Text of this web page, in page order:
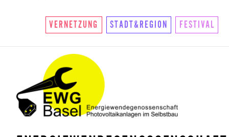
NEWSLETTER
VERNETZUNG STADT&REGION FESTIVAL